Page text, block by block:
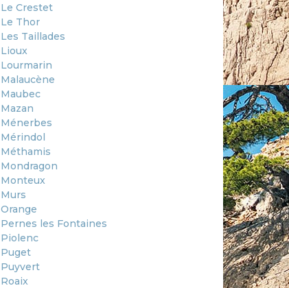
Le Crestet
Le Thor
Les Taillades
Lioux
Lourmarin
Malaucène
Maubec
Mazan
Ménerbes
Mérindol
Méthamis
Mondragon
Monteux
Murs
Orange
Pernes les Fontaines
Piolenc
Puget
Puyvert
Roaix